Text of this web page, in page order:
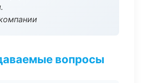
вопросы